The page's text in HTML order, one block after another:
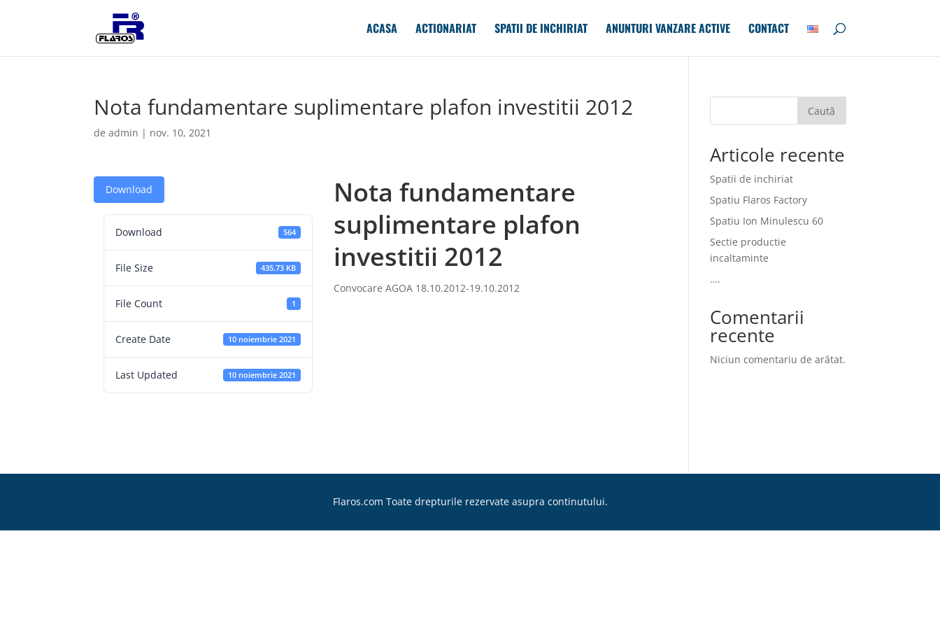
ACASA ACTIONARIAT SPATII DE INCHIRIAT ANUNTURI VANZARE ACTIVE CONTACT
Nota fundamentare suplimentare plafon investitii 2012
deadmin | nov. 10, 2021
Download
Download 564
File Size 435.73 KB
File Count 1
Create Date 10 noiembrie 2021
Last Updated 10 noiembrie 2021
Nota fundamentare
suplimentare plafon
investitii 2012
Convocare AGOA 18.10.2012-19.10.2012
Caută
Articole recente
Spatii de inchiriat
Spatiu Flaros Factory
Spatiu Ion Minulescu 60
Sectie productie
incaltaminte
….
Comentarii
recente
Niciun comentariu de arătat.
Flaros.com Toate drepturile rezervate asupra continutului.